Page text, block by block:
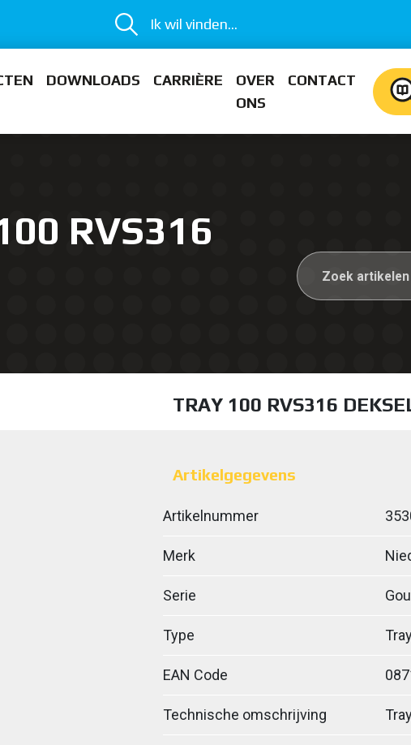
Ik wil vinden...
DOWNLOADS CARRIÈRE
OVER
ONS
CONTACT
RVS316
TRAY 100 RVS316
Artikelgegevens
Artikelnummer
Merk
Serie
Type
EAN Code
Technische omschrijving